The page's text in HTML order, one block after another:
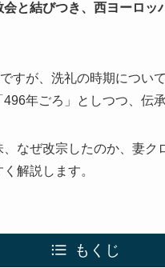
と結びつき、西ヨーロ
すが、洗礼の時期につい
年ごろ」としつつ、伝
なぜ改宗したのか、妻
解説します。
もくじ